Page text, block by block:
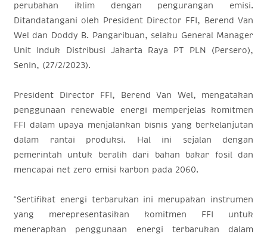
perubahan iklim dengan pengurangan emisi.
Ditandatangani oleh President Director FFI, Berend Van
Wel dan Doddy B. Pangaribuan, selaku General Manager
Unit Induk Distribusi Jakarta Raya PT PLN (Persero),
Senin, (27/2/2023).
President Director FFI, Berend Van Wel,
mengatakan
penggunaan renewable energi memperjelas komitmen
FFI dalam upaya menjalankan bisnis yang berkelanjutan
dalam rantai produksi. Hal ini sejalan dengan
pemerintah untuk beralih dari bahan bakar fosil dan
mencapai net zero emisi karbon pada 2060.
“Sertifikat energi terbarukan ini merupakan instrumen
yang merepresentasikan komitmen FFI untuk
menerapkan penggunaan energi terbarukan dalam